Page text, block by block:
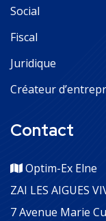
Social
Fiscal
Juridique
Créateur
Contact
Optim-Ex Elne
ZAI LES AIGUES
7 Avenue Marie